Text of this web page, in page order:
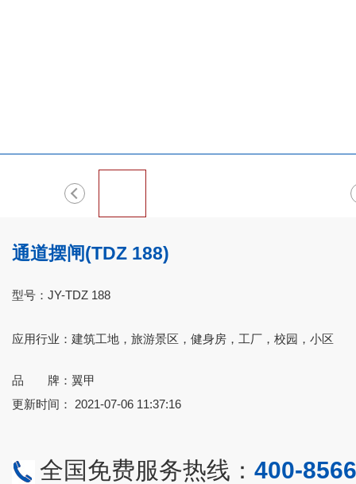
通道摆闸(TDZ 188)
型号：JY-TDZ 188
应用行业：建筑工地，旅游景区，健身房，工厂，校园，小区
品 牌：翼甲
更新时间： 2021-07-06 11:37:16
全国免费服务热线： 400-